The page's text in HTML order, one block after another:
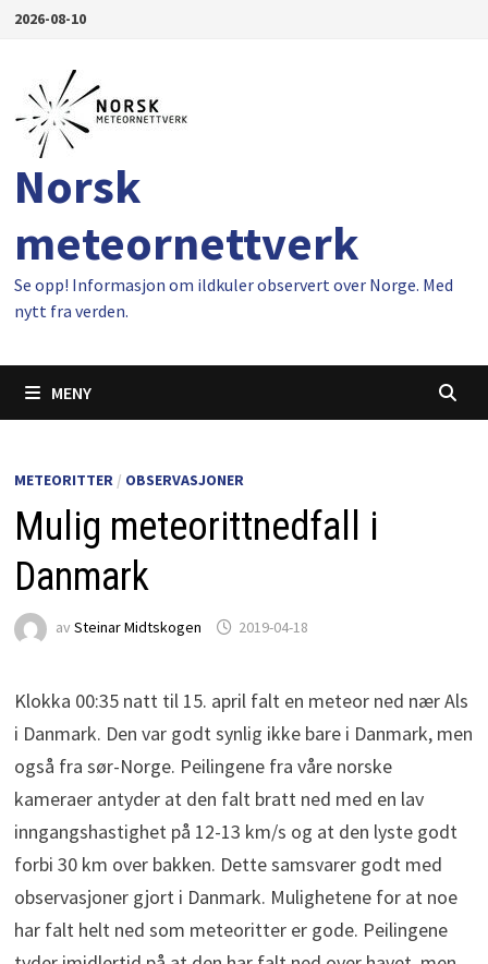
Gå2026-08-10
Norsk
meteornettverk
Se opp! Informasjon om ildkuler observert over Norge. Med
nytt fra verden.
MENY
METEORITTER/ OBSERVASJONER
Mulig meteorittnedfall i
Danmark
av Steinar Midtskogen 2019-04-18
Klokka 00:35 natt til 15. april falt en meteor ned nær Als
i Danmark. Den var godt synlig ikke bare i Danmark, men
også fra sør-Norge. Peilingene fra våre norske
kameraer antyder at den falt bratt ned med en lav
inngangshastighet på 12-13 km/s og at den lyste godt
forbi 30 km over bakken. Dette samsvarer godt med
observasjoner gjort i Danmark. Mulighetene for at noe
har falt helt ned som meteoritter er gode. Peilingene